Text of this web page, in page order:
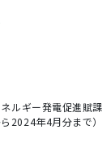
ネルギー発電促進賦課
2024年4月分まで）